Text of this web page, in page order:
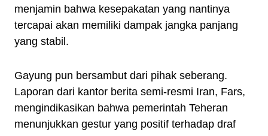
menjamin bahwa kesepakatan yang nantinya
tercapai akan memiliki dampak jangka panjang
yang stabil.
Gayung pun bersambut dari pihak seberang.
Laporan dari kantor berita semi-resmi Iran, Fars,
mengindikasikan bahwa pemerintah Teheran
menunjukkan gestur yang positif terhadap draf